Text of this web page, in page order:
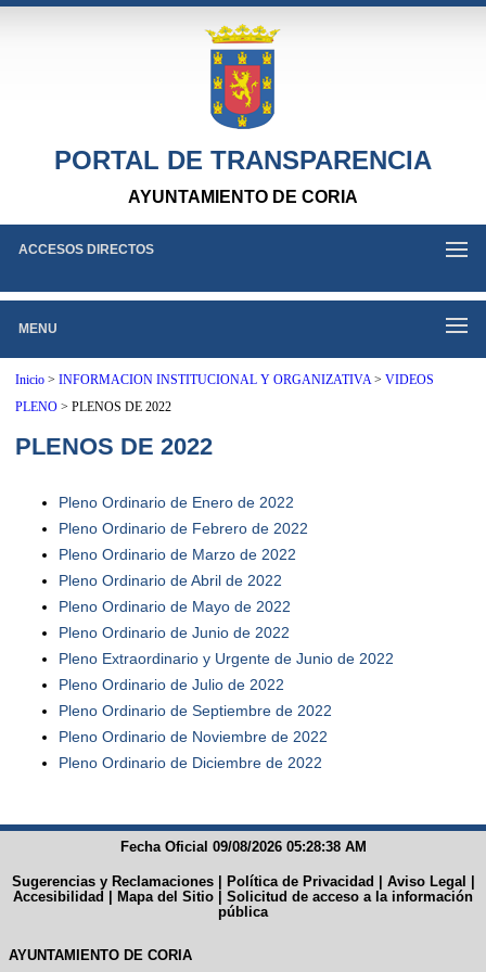
PORTAL DE TRANSPARENCIA
AYUNTAMIENTO DE CORIA
ACCESOS DIRECTOS
MENU
Inicio >INFORMACION INSTITUCIONAL Y ORGANIZATIVA >VIDEOS
PLENO >PLENOS DE 2022
PLENOS DE 2022
Pleno Ordinario de Enero de 2022
Pleno Ordinario de Febrero de 2022
Pleno Ordinario de Marzo de 2022
Pleno Ordinario de Abril de 2022
Pleno Ordinario de Mayo de 2022
Pleno Ordinario de Junio de 2022
Pleno Extraordinario y Urgente de Junio de 2022
Pleno Ordinario de Julio de 2022
Pleno Ordinario de Septiembre de 2022
Pleno Ordinario de Noviembre de 2022
Pleno Ordinario de Diciembre de 2022
Fecha Oficial 09/08/2026 05:28:38 AM
Sugerencias y Reclamaciones| Política de Privacidad Aviso Legal
Accesibilidad
Mapa del Sitio
Solicitud de acceso a la información
pública
AYUNTAMIENTO DE CORIA